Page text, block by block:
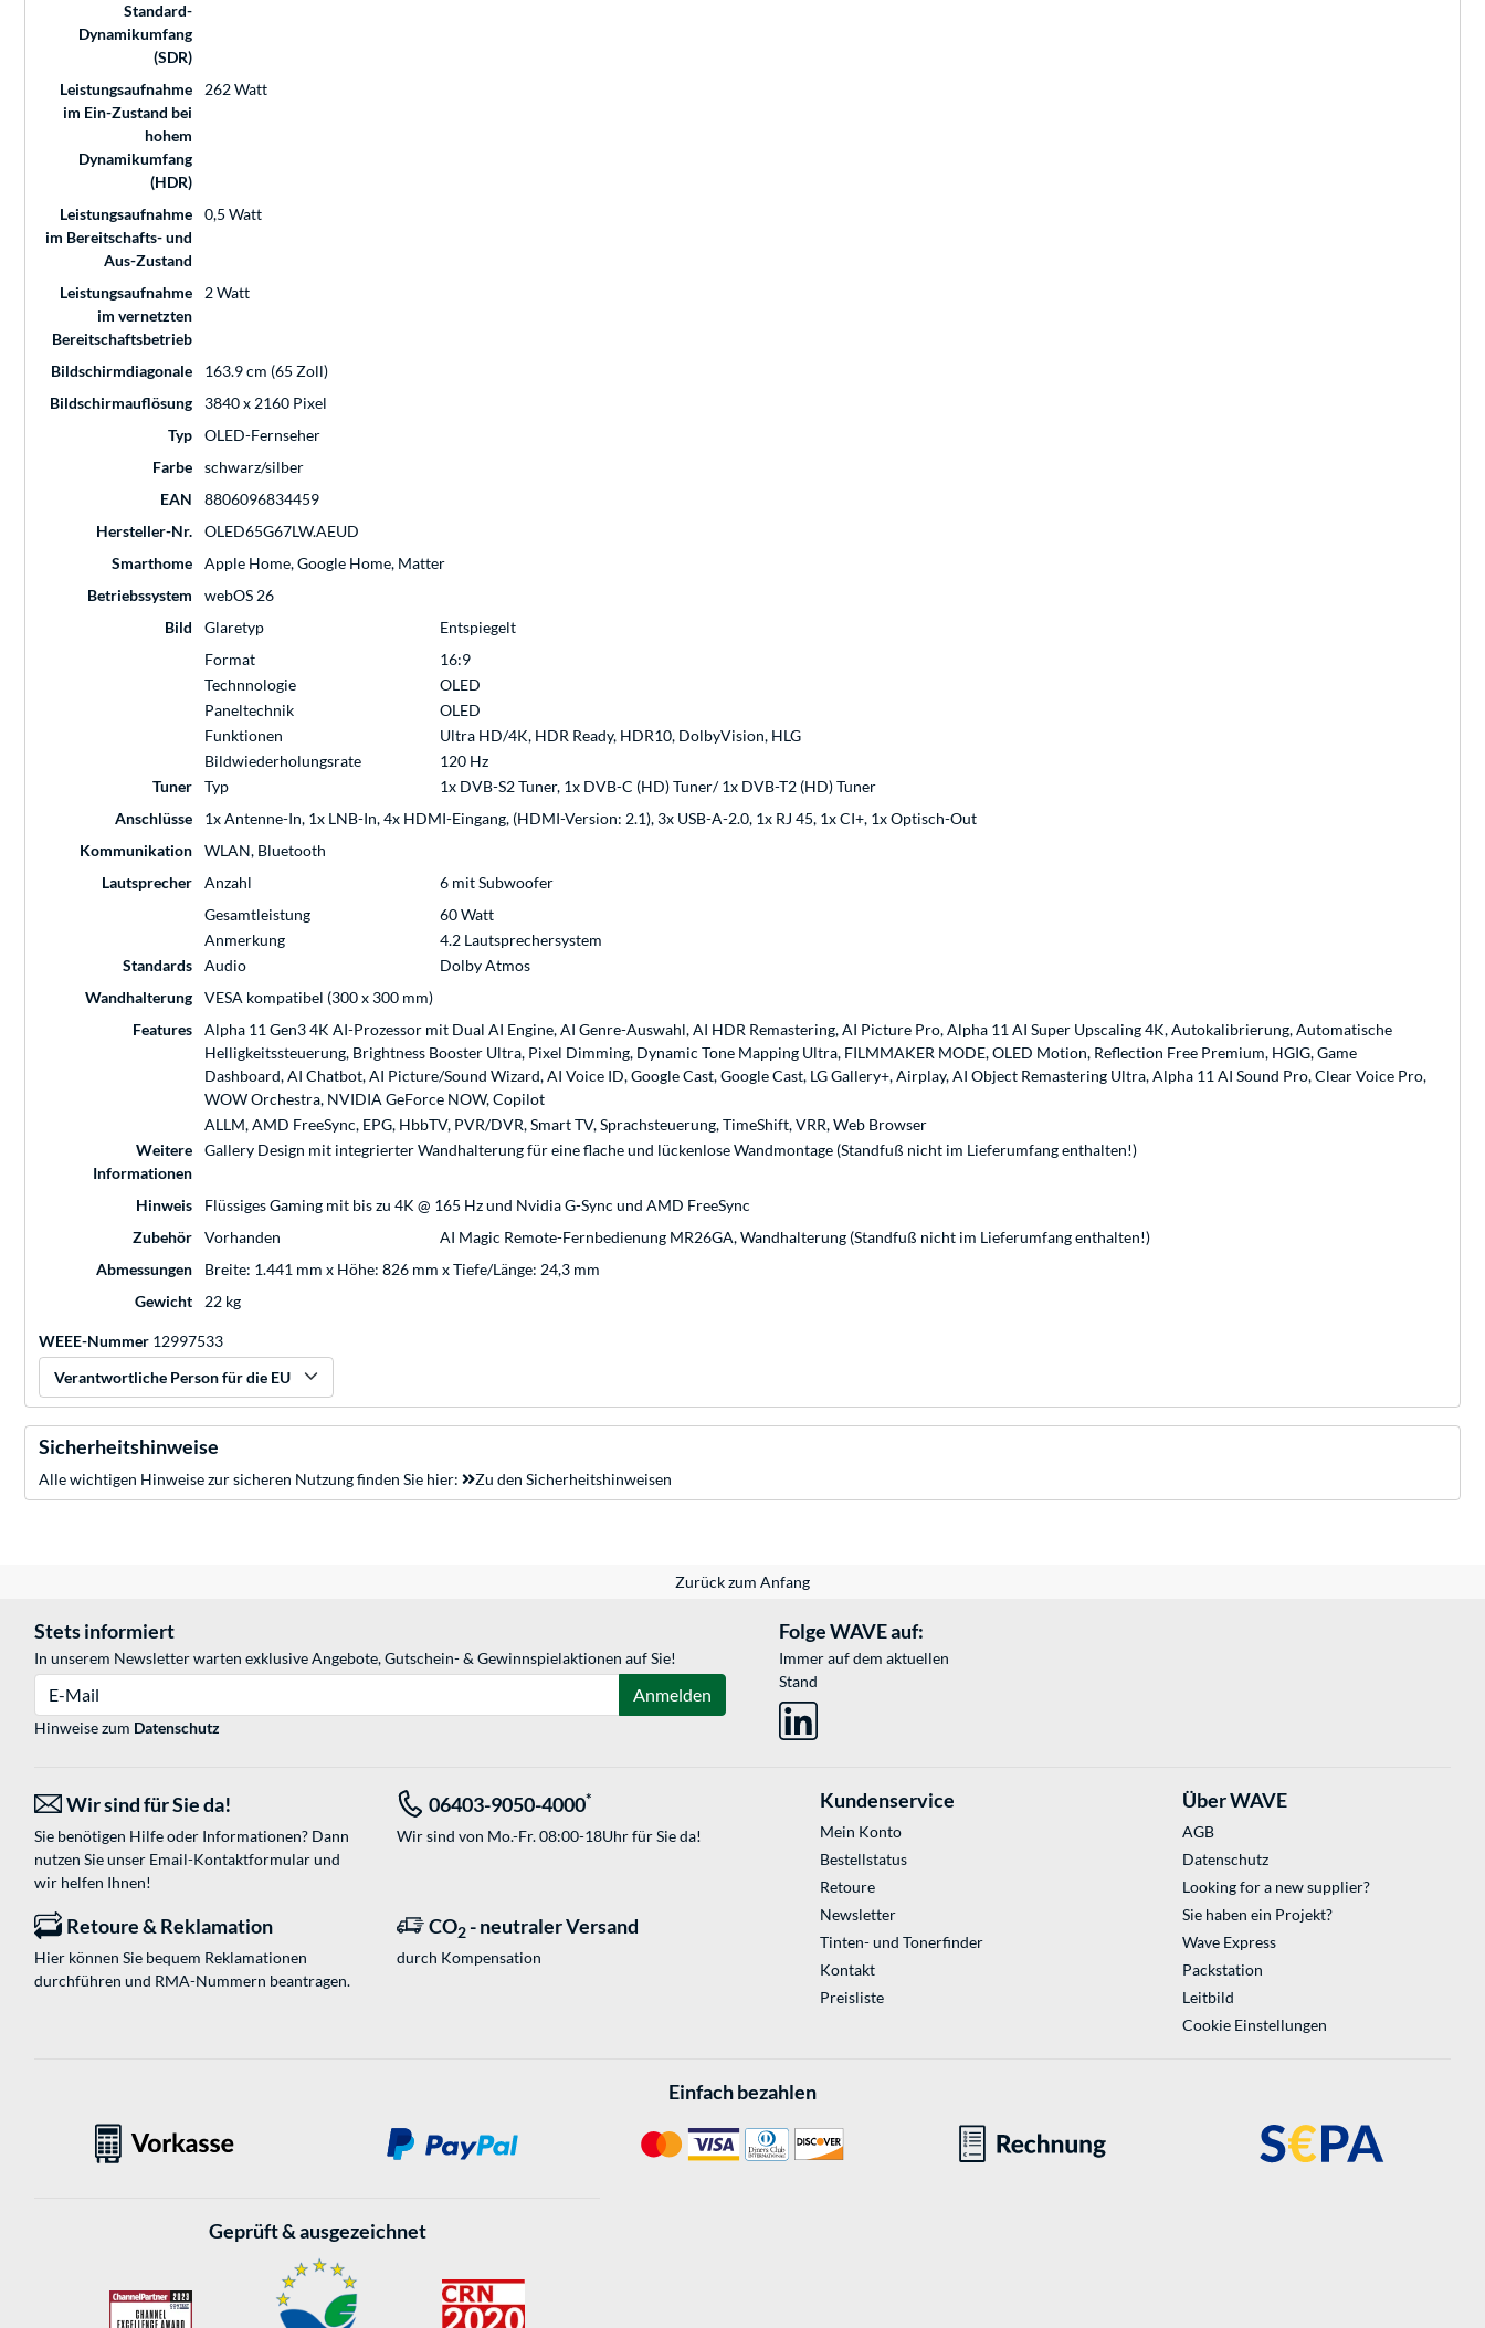
Standard-
Dynamikumfang
(SDR)
Leistungsaufnahme
im Ein-Zustand bei
hohem
Dynamikumfang
(HDR)
262 Watt
Leistungsaufnahme
im Bereitschafts- und
Aus-Zustand
0,5 Watt
Leistungsaufnahme
im vernetzten
Bereitschaftsbetrieb
2 Watt
Bildschirmdiagonale
163.9 cm (65 Zoll)
Bildschirmauflösung
3840 x 2160 Pixel
Typ
OLED-Fernseher
Farbe
schwarz/silber
EAN
8806096834459
Hersteller-Nr.
OLED65G67LW.AEUD
Smarthome
Apple Home, Google Home, Matter
Betriebssystem
webOS 26
Bild
Glaretyp
Entspiegelt
Format
16:9
Technnologie
OLED
Paneltechnik
OLED
Funktionen
Ultra HD/4K, HDR Ready, HDR10, DolbyVision, HLG
Bildwiederholungsrate
120 Hz
Tuner
Typ
1x DVB-S2 Tuner, 1x DVB-C (HD) Tuner/ 1x DVB-T2 (HD) Tuner
Anschlüsse
1x Antenne-In, 1x LNB-In, 4x HDMI-Eingang, (HDMI-Version: 2.1), 3x USB-A-2.0, 1x RJ 45, 1x CI+, 1x Optisch-Out
Kommunikation
WLAN, Bluetooth
Lautsprecher
Anzahl
6 mit Subwoofer
Gesamtleistung
60 Watt
Anmerkung
4.2 Lautsprechersystem
Standards
Audio
Dolby Atmos
Wandhalterung
VESA kompatibel (300 x 300 mm)
Features
Alpha 11 Gen3 4K AI-Prozessor mit Dual AI Engine, AI Genre-Auswahl, AI HDR Remastering, AI Picture Pro, Alpha 11 AI Super Upscaling 4K, Autokalibrierung, Automatische
Helligkeitssteuerung, Brightness Booster Ultra, Pixel Dimming, Dynamic Tone Mapping Ultra, FILMMAKER MODE, OLED Motion, Reflection Free Premium, HGIG, Game
Dashboard, AI Chatbot, AI Picture/Sound Wizard, AI Voice ID, Google Cast, Google Cast, LG Gallery+, Airplay, AI Object Remastering Ultra, Alpha 11 AI Sound Pro, Clear Voice Pro,
WOW Orchestra, NVIDIA GeForce NOW, Copilot
ALLM, AMD FreeSync, EPG, HbbTV, PVR/DVR, Smart TV, Sprachsteuerung, TimeShift, VRR, Web Browser
Weitere
Informationen
Gallery Design mit integrierter Wandhalterung für eine flache und lückenlose Wandmontage (Standfuß nicht im Lieferumfang enthalten!)
Hinweis
Flüssiges Gaming mit bis zu 4K @ 165 Hz und Nvidia G-Sync und AMD FreeSync
Zubehör
Vorhanden
AI Magic Remote-Fernbedienung MR26GA, Wandhalterung (Standfuß nicht im Lieferumfang enthalten!)
Abmessungen
Breite: 1.441 mm x Höhe: 826 mm x Tiefe/Länge: 24,3 mm
Gewicht
22 kg
WEEE-Nummer 12997533
Verantwortliche Person für die EU
Sicherheitshinweise
Alle wichtigen Hinweise zur sicheren Nutzung finden Sie hier: Zu den Sicherheitshinweisen
Zurück zum Anfang
Stets informiert
In unserem Newsletter warten exklusive Angebote, Gutschein- & Gewinnspielaktionen auf Sie!
Anmelden
Hinweise zum Datenschutz
Folge WAVE auf:
Immer auf dem aktuellen
Stand
Wir sind für Sie da!
Sie benötigen Hilfe oder Informationen? Dann
nutzen Sie unser Email-Kontaktformularund
wir helfen Ihnen!
06403-9050-4000*
Wir sind von Mo.-Fr. 08:00-18Uhr für Sie da!
Retoure & Reklamation
Hier können Sie bequem Reklamationen
durchführen und RMA-Nummern beantragen.
CO2 - neutraler Versand
durch Kompensation
Kundenservice
Mein Konto
Bestellstatus
Retoure
Newsletter
Tinten- und Tonerfinder
Kontakt
Preisliste
Über WAVE
AGB
Datenschutz
Looking for a new supplier?
Sie haben ein Projekt?
Wave Express
Packstation
Leitbild
Cookie Einstellungen
Einfach bezahlen
Geprüft & ausgezeichnet